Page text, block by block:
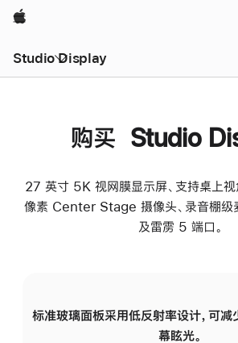
Apple
Studio Display
购买 Studio
27 英寸 5K 视网膜显示屏、支持桌上
像素 Center Stage 摄像头、录音棚级
及雷雳 5 端口。
标准玻璃面板采用低反射率设计，可减
幕眩光。